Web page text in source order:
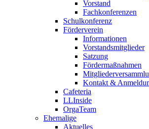
Vorstand
Fachkonferenzen
Schulkonferenz
Förderverein
Informationen
Vorstandsmitglieder
Satzung
Fördermaßnahmen
Kontakt &
Cafeteria
LLInside
OrgaTeam
Ehemalige
Aktuelles